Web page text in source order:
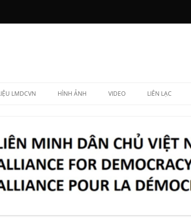
LMDCVN
LẬP VIÊN
HÌNH ẢNH VIDEO LIÊN LẠC